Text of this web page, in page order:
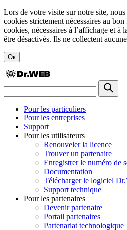
Lors de votre visite sur notre site,
cookies strictement nécessaires au
cookies, nécessaires à l’affichage et à
être désactivés. Ils ne collectent
Ок
Pour les particuliers
Pour les entreprises
Support
Pour les utilisateurs
Renouveler la licence
Trouver un partenaire
Enregistrer le numéro de
Documentation
Télécharger le logiciel
Support technique
Pour les partenaires
Devenir partenaire
Portail partenaires
Partenariat technologique